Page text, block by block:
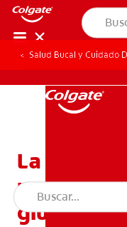
Salud Bucal y Cuidado
La
manejo de
glucosa